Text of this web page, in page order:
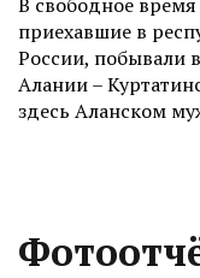
приехавшие в
России, побывали
Алании –
здесь Аланском